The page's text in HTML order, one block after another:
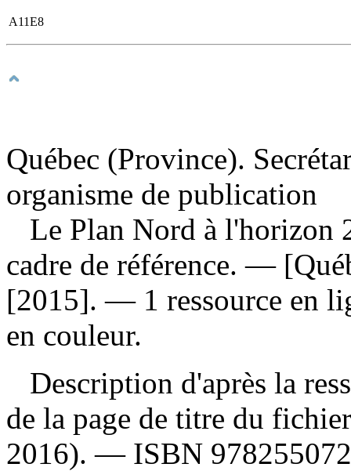
A11E8
Québec (Province).
organisme de publication
Le Plan Nord à l'horizon
cadre de référence. —
[2015]. — 1 ressource en
en couleur.
Description d'après la
de la page de titre du
2016). — ISBN